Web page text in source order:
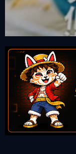
À quelques
Wars:
l'anthologie
combats au
fans dans
épisodes